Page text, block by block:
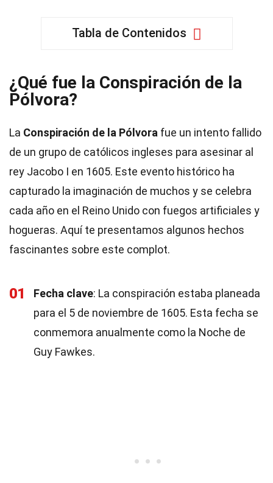
Tabla de Contenidos
¿Qué fue la Conspiración de la
Pólvora?
La Conspiración de la Pólvora fue un intento fallido
de un grupo de católicos ingleses para asesinar al
rey Jacobo I en 1605. Este evento histórico ha
capturado la imaginación de muchos y se celebra
cada año en el Reino Unido con fuegos artificiales y
hogueras. Aquí te presentamos algunos hechos
fascinantes sobre este complot.
01 Fecha clave: La conspiración estaba planeada
para el 5 de noviembre de 1605. Esta fecha se
conmemora anualmente como la Noche de
Guy Fawkes.